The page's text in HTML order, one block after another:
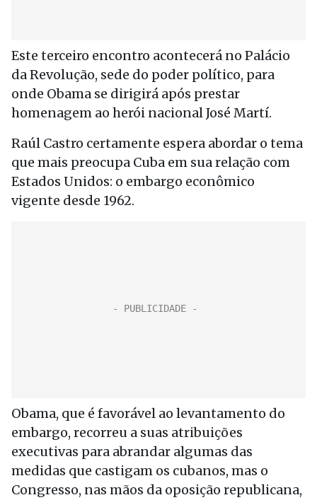
Este terceiro encontro acontecerá no Palácio
da Revolução, sede do poder político, para
onde Obama se dirigirá após prestar
homenagem ao herói nacional José Martí.
Raúl Castro certamente espera abordar o tema
que mais preocupa Cuba em sua relação com
Estados Unidos: o embargo econômico
vigente desde 1962.
Obama, que é favorável ao levantamento do
embargo, recorreu a suas atribuições
executivas para abrandar algumas das
medidas que castigam os cubanos, mas o
Congresso, nas mãos da oposição republicana,